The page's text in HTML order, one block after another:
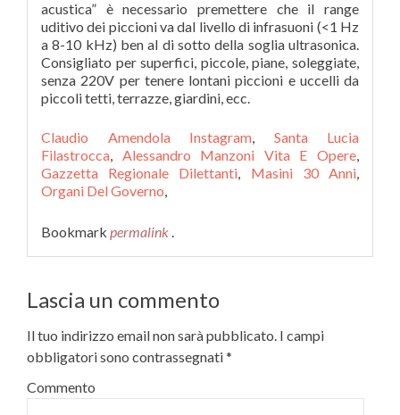
Claudio Amendola Instagram, Santa Lucia
Filastrocca, Alessandro Manzoni Vita E Opere,
Gazzetta Regionale Dilettanti, Masini 30 Anni,
Organi Del Governo,
Bookmark permalink .
Lascia un commento
Il tuo indirizzo email non sarà pubblicato. I campi
obbligatori sono contrassegnati*
Commento